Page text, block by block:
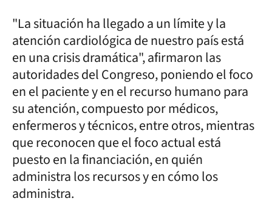
"La situación ha llegado a un límite y la
atención cardiológica de nuestro país está
en una crisis dramática", afirmaron las
autoridades del Congreso, poniendo el foco
en el paciente y en el recurso humano para
su atención, compuesto por médicos,
enfermeros y técnicos, entre otros, mientras
que reconocen que el foco actual está
puesto en la financiación, en quién
administra los recursos y en cómo los
administra.